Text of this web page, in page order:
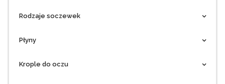
Rodzaje soczewek
Płyny
Krople do oczu